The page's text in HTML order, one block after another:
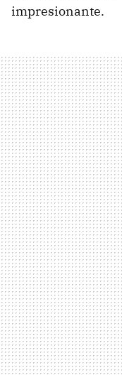
impresionante.